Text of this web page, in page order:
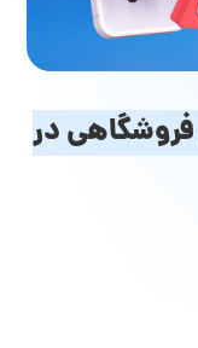
فروشگاهی در